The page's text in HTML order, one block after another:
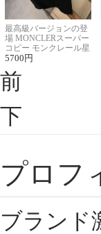
最高級バージョンの登
場 MONCLERスーパー
コピー モンクレール星
座半袖Tシャツ
5700 円
前
下
プロフ
ブランド